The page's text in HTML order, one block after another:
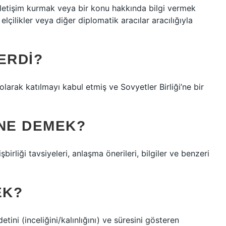
kurmak veya bir konu hakkında bilgi vermek
veya diğer diplomatik aracılar aracılığıyla
katılmayı kabul etmiş ve Sovyetler Birliği’ne bir
DEMEK?
tavsiyeleri, anlaşma önerileri, bilgiler ve benzeri
(inceliğini/kalınlığını) ve süresini gösteren